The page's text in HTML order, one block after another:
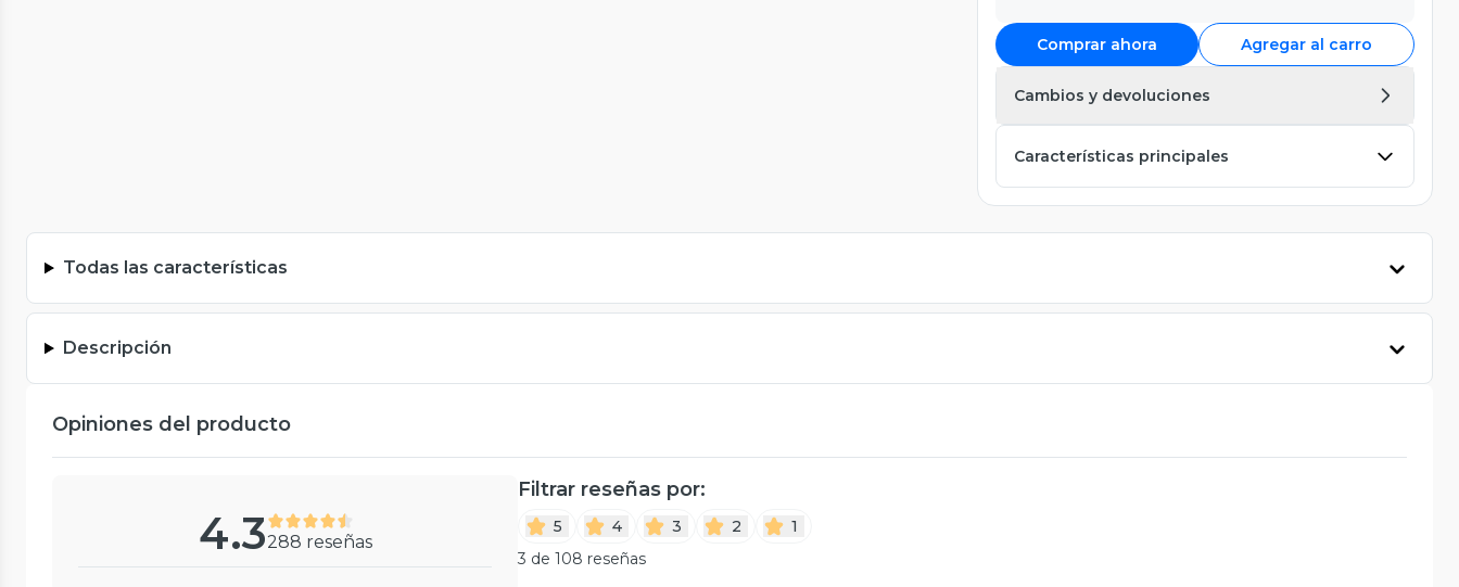
Comprar ahora Agregar al carro
Cambios y devoluciones
Características principales
Todas las características
Descripción
Opiniones del producto
4.3288 reseñas
Filtrar reseñas por:
5 4 3 2
1
3 de 108 reseñas